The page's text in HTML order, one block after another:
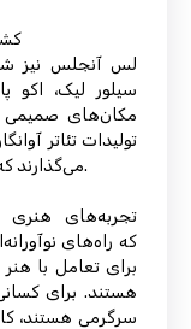
لس آنجلس نیز
سیلور لیک، اکو
مکان‌های صمیمی
تولیدات تئاتر
می‌گذارند که شبی پر از خنده و شگفتی را نوید می‌دهند.
تجربه‌های هنری
برای تعامل با
هستند. برای
سرگرمی هستند،